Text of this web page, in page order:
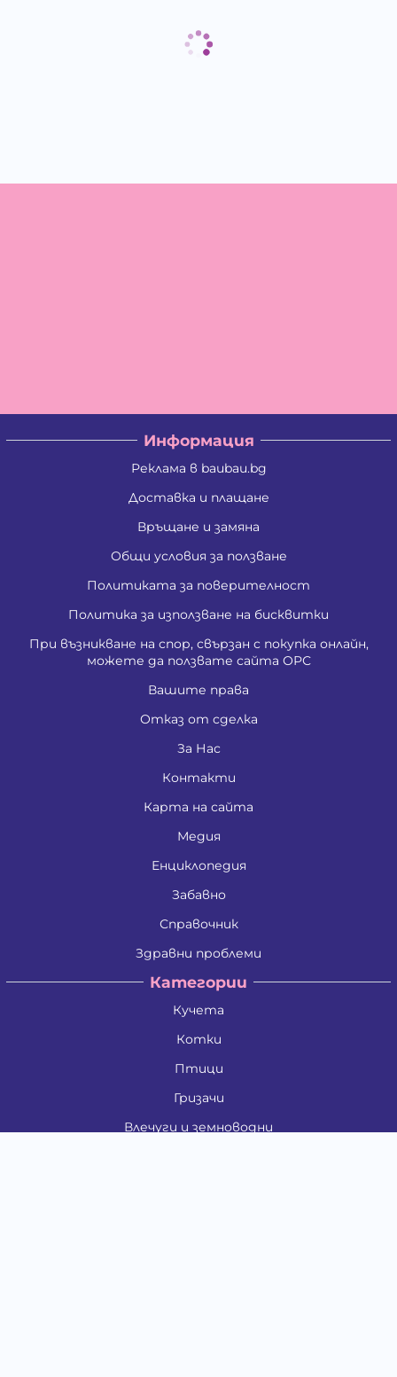
Информация
Реклама в baubau.bg
Доставка и плащане
Връщане и замяна
Общи условия за ползване
Политиката за поверителност
Политика за използване на бисквитки
При възникване на спор, свързан с покупка онлайн,
можете да ползвате сайта ОРС
Вашите права
Отказ от сделка
За Нас
Контакти
Карта на сайта
Медия
Енциклопедия
Забавно
Справочник
Здравни проблеми
Категории
Кучета
Котки
Птици
Гризачи
Влечуги и земноводни